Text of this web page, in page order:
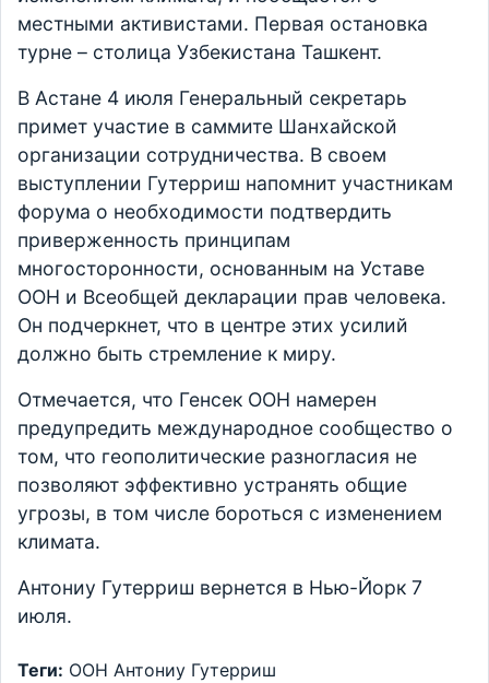
местными активистами. Первая остановка
турне – столица Узбекистана Ташкент.
В Астане 4 июля Генеральный секретарь
примет участие в саммите Шанхайской
организации сотрудничества. В своем
выступлении Гутерриш напомнит участникам
форума о необходимости подтвердить
приверженность принципам
многосторонности, основанным на Уставе
ООН и Всеобщей декларации прав человека.
Он подчеркнет, что в центре этих усилий
должно быть стремление к миру.
Отмечается, что Генсек ООН намерен
предупредить международное сообщество о
том, что геополитические разногласия не
позволяют эффективно устранять общие
угрозы, в том числе бороться с изменением
климата.
Антониу Гутерриш вернется в Нью-Йорк 7
июля.
Теги: ООН Антониу Гутерриш